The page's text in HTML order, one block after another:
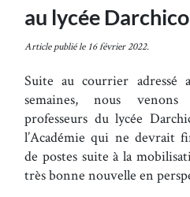
au lycée
Article publié le 16 février 2022.
Suite au courrier
semaines, nous
professeurs du lycée
l’Académie qui ne devrait
de postes suite à la
très bonne nouvelle en